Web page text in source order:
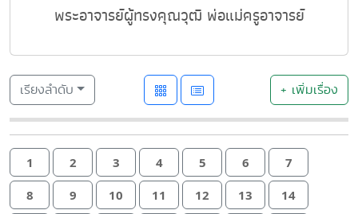
พระอาจารย์ผู้ทรงคุณวุฒิ พ่อแม่ครูอาจารย์
เรียงลำดับ + เพิ่มเรื่อง
1 2 3 4 5 6 7
8 9 10 11 12 13 14